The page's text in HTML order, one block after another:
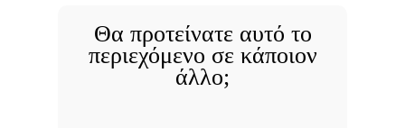
Θα προτείνατε αυτό το
περιεχόμενο σε κάποιον
άλλο;